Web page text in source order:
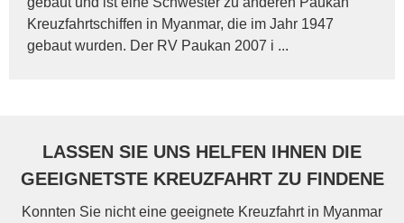
Kreuzfahrtschiffen in Myanmar, die im Jahr 1947
gebaut wurden. Der RV Paukan 2007 i ...
LASSEN SIE UNS HELFEN IHNEN DIE
GEEIGNETSTE KREUZFAHRT ZU FINDENE
Konnten Sie nicht eine geeignete Kreuzfahrt in Myanmar